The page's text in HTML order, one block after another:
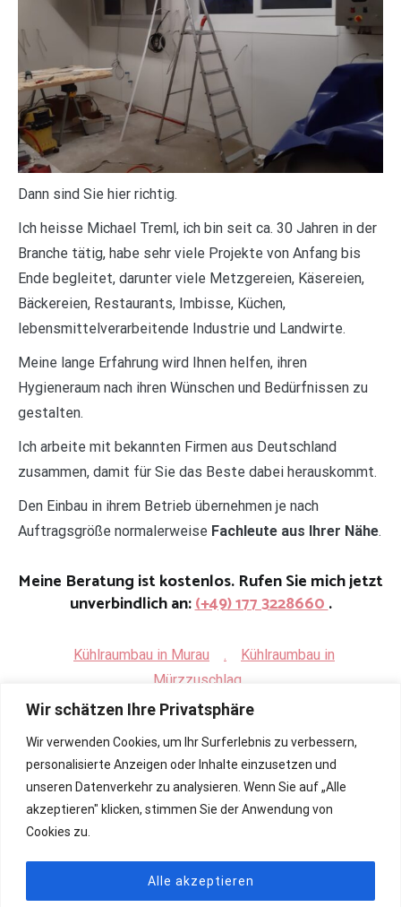
Wir schätzen Ihre Privatsphäre
Wir verwenden Cookies, um Ihr Surferlebnis zu verbessern,
personalisierte Anzeigen oder Inhalte einzusetzen und
unseren Datenverkehr zu analysieren. Wenn Sie auf „Alle
akzeptieren" klicken, stimmen Sie der Anwendung von
Cookies zu.
Alle akzeptieren
Dann sind Sie hier richtig.
Ich heisse Michael Treml, ich bin seit ca. 30 Jahren in der
Branche tätig, habe sehr viele Projekte von Anfang bis
Ende begleitet, darunter viele Metzgereien, Käsereien,
Bäckereien, Restaurants, Imbisse, Küchen,
lebensmittelverarbeitende Industrie und Landwirte.
Meine lange Erfahrung wird Ihnen helfen, ihren
Hygieneraum nach ihren Wünschen und Bedürfnissen zu
gestalten.
Ich arbeite mit bekannten Firmen aus Deutschland
zusammen, damit für Sie das Beste dabei herauskommt.
Den Einbau in ihrem Betrieb übernehmen je nach
Auftragsgröße normalerweise Fachleute aus Ihrer Nähe.
Meine Beratung ist kostenlos. Rufen Sie mich jetzt
unverbindlich an:(+49) 177 3228660.
Kühlraumbau in Murau .
Kühlraumbau in
Mürzzuschlag